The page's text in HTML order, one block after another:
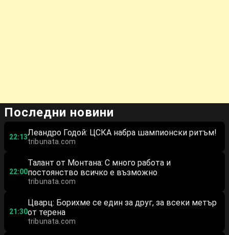
Последни новини
22:13Леандро Годой: ЦСКА набра шампионски ритъм!
tribunata.com
22:00
Талант от Монтана: С много работа и
постоянство всичко е възможно
tribunata.com
21:30
Цварц: Борихме се един за друг, за всеки метър
от терена
tribunata.com